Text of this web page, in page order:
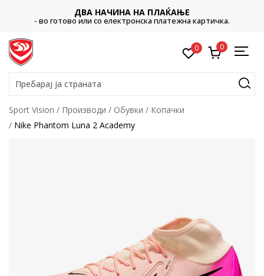
ДВА НАЧИНА НА ПЛАЌАЊЕ
- во готово или со електронска платежна картичка.
0 0
Пребарај ја страната
Sport Vision Производи Обувки
Копачки
Nike Phantom Luna 2 Academy